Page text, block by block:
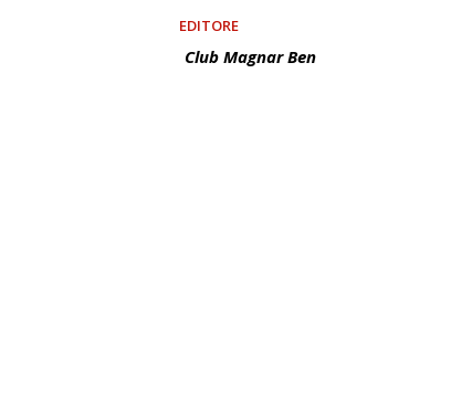
EDITORE
Club Magnar Ben